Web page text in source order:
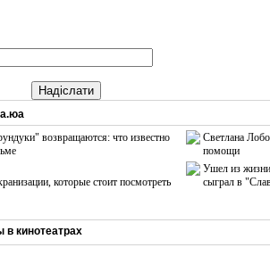
Надіслати
возвращаются: что известно
которые стоит посмотреть
Светлана
помощи
Ушел из жизни
сыграл в
кинотеатрах